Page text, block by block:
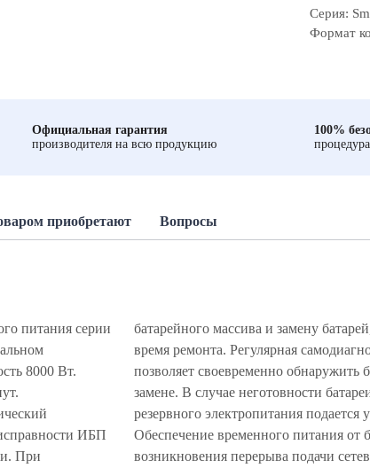
Серия:
Формат
Официальная гарантия
производителя на всю продукцию
100%
приобретают Вопросы
питания серии
8000 Вт.
ИБП
При
среднее
в случае